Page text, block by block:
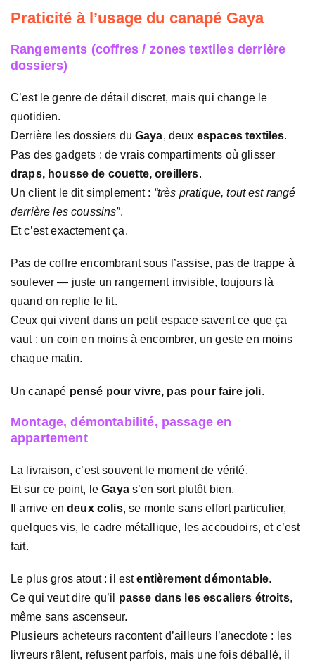
Praticité à l’usage du canapé Gaya
Rangements (coffres / zones textiles derrière
dossiers)
C’est le genre de détail discret, mais qui change le
quotidien.
Derrière les dossiers du Gaya, deux espaces textiles.
Pas des gadgets : de vrais compartiments où glisser
draps, housse de couette, oreillers.
Un client le dit simplement : “très pratique, tout est rangé
derrière les coussins”.
Et c’est exactement ça.
Pas de coffre encombrant sous l’assise, pas de trappe à
soulever — juste un rangement invisible, toujours là
quand on replie le lit.
Ceux qui vivent dans un petit espace savent ce que ça
vaut : un coin en moins à encombrer, un geste en moins
chaque matin.
Un canapé pensé pour vivre, pas pour faire joli.
Montage, démontabilité, passage en
appartement
La livraison, c’est souvent le moment de vérité.
Et sur ce point, leGayas’en sort plutôt bien.
Il arrive endeux colis, se monte sans effort particulier,
quelques vis, le cadre métallique, les accoudoirs, et c’est
fait.
Le plus gros atout : il estentièrement démontable.
Ce qui veut dire qu’il passe dans les escaliers étroits,
même sans ascenseur.
Plusieurs acheteurs racontent d’ailleurs l’anecdote : les
livreurs râlent, refusent parfois, mais une fois déballé, il